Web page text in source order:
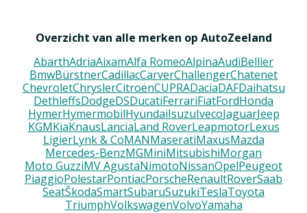
Overzicht van alle merken op AutoZeeland
AbarthAdriaAixamAlfa RomeoAlpinaAudiBellier
BmwBürstnerCadillacCarverChallengerChatenet
ChevroletChryslerCitroënCUPRADaciaDAFDaihatsu
DethleffsDodgeDSDucatiFerrariFiatFordHonda
HymerHymermobilHyundaiIsuzuIvecoJaguarJeep
KGMKiaKnausLanciaLand RoverLeapmotorLexus
LigierLynk & CoMANMaseratiMaxusMazda
Mercedes-BenzMGMiniMitsubishiMorgan
Moto GuzziMV AgustaNimotoNissanOpelPeugeot
PiaggioPolestarPontiacPorscheRenaultRoverSaab
SeatŠkodaSmartSubaruSuzukiTeslaToyota
TriumphVolkswagenVolvoYamaha